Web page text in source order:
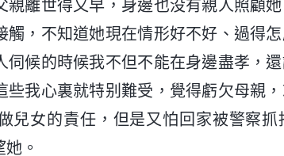
親離世得又早，身邊也没有親人照顧
觸，不知道她現在情形好不好、過得
伺候的時候我不但不能在身邊盡孝，
些我心裏就特别難受，覺得虧欠母親
兒女的責任，但是又怕回家被警察
。